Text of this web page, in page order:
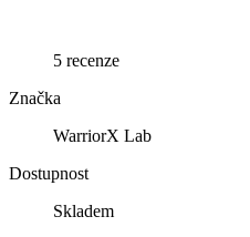
5 recenze
Značka
WarriorX Lab
Dostupnost
Skladem